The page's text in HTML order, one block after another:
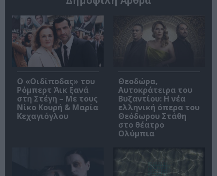
O «Οιδίποδας» του
Ρόμπερτ Άικ ξανά
στη Στέγη – Με τους
Νίκο Κουρή & Μαρία
Κεχαγιόγλου
Θεοδώρα,
Αυτοκράτειρα του
Βυζαντίου: Η νέα
ελληνική όπερα του
Θεόδωρου Στάθη
στο θέατρο
Ολύμπια